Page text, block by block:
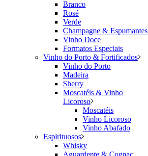
Branco
Rosé
Verde
Champagne & Espumantes
Vinho Doce
Formatos Especiais
Vinho do Porto & Fortificados
Vinho do Porto
Madeira
Sherry
Moscatéis & Vinho
Licoroso
Moscatéis
Vinho Licoroso
Vinho Abafado
Espirituosos
Whisky
Aguardente & Cognac